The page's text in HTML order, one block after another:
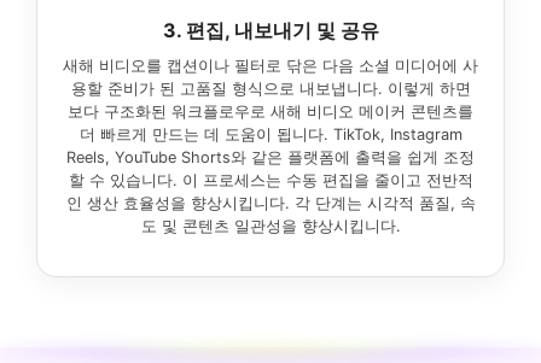
3. 편집, 내보내기 및 공유
새해 비디오를 캡션이나 필터로 닦은 다음 소셜 미디어에 사
용할 준비가 된 고품질 형식으로 내보냅니다. 이렇게 하면
보다 구조화된 워크플로우로 새해 비디오 메이커 콘텐츠를
더 빠르게 만드는 데 도움이 됩니다. TikTok, Instagram
Reels, YouTube Shorts와 같은 플랫폼에 출력을 쉽게 조정
할 수 있습니다. 이 프로세스는 수동 편집을 줄이고 전반적
인 생산 효율성을 향상시킵니다. 각 단계는 시각적 품질, 속
도 및 콘텐츠 일관성을 향상시킵니다.